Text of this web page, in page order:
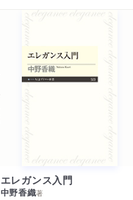
エレガンス入門
中野香織著